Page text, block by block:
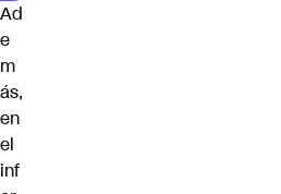
Ad
e
m
ás,
en
el
inf